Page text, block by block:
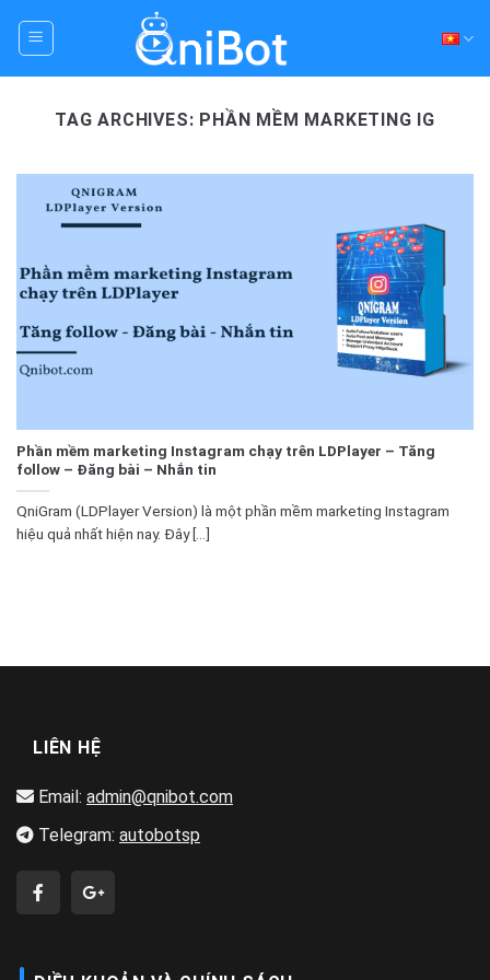
TAG ARCHIVES: PHẦN MỀM MARKETING IG
Phần mềm marketing Instagram chạy trên LDPlayer – Tăng
follow – Đăng bài – Nhắn tin
QniGram (LDPlayer Version) là một phần mềm marketing Instagram
hiệu quả nhất hiện nay. Đây [...]
LIÊN HỆ
Email: admin@qnibot.com
Telegram: autobotsp